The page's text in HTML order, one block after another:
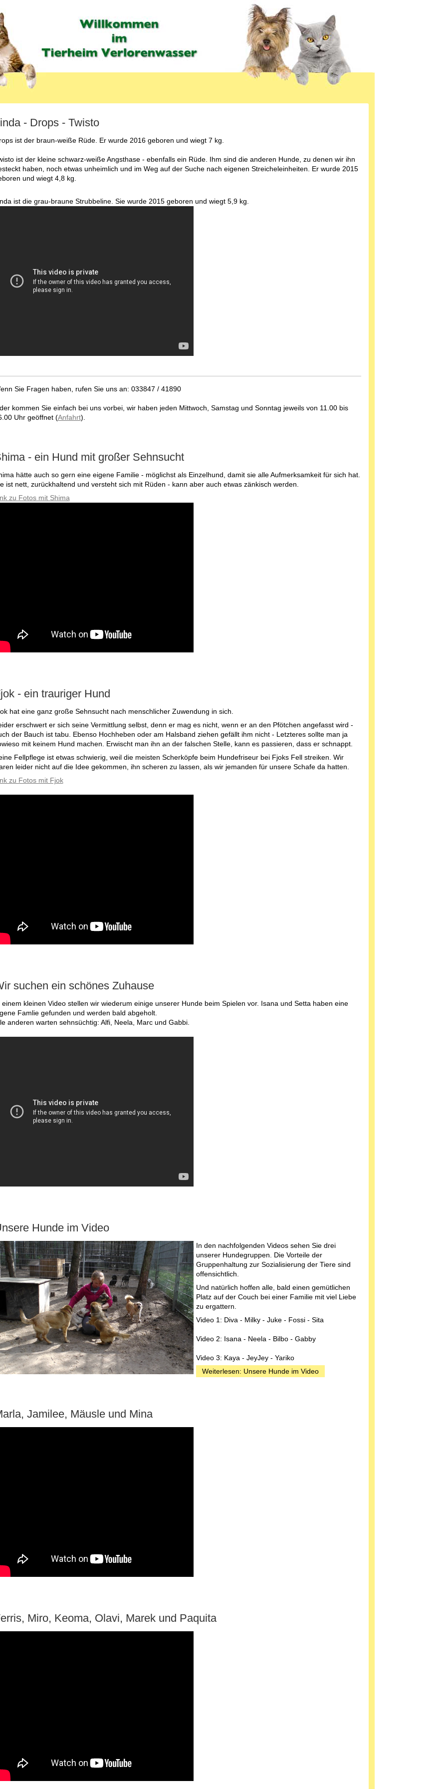
- Drops - Twisto
ist der braun-weiße Rüde. Er wurde 2016 geboren und wiegt 7 kg.
ist der kleine schwarz-weiße Angsthase - ebenfalls ein Rüde. Ihm sind die anderen Hunde, zu denen wir ihn
haben, noch etwas unheimlich und im Weg auf der Suche nach eigenen Streicheleinheiten. Er wurde 2015
und wiegt 4,8 kg.
ist die grau-braune Strubbeline. Sie wurde 2015 geboren und wiegt 5,9 kg.
Sie Fragen haben, rufen Sie uns an: 033847 / 41890
kommen Sie einfach bei uns vorbei, wir haben jeden Mittwoch, Samstag und Sonntag jeweils von 11.00 bis
Uhr geöffnet (Anfahrt).
- ein Hund mit großer Sehnsucht
hätte auch so gern eine eigene Familie - möglichst als Einzelhund, damit sie alle Aufmerksamkeit für sich hat.
ist nett, zurückhaltend und versteht sich mit Rüden - kann aber auch etwas zänkisch werden.
zu Fotos mit Shima
- ein trauriger Hund
hat eine ganz große Sehnsucht nach menschlicher Zuwendung in sich.
erschwert er sich seine Vermittlung selbst, denn er mag es nicht, wenn er an den Pfötchen angefasst wird -
der Bauch ist tabu. Ebenso Hochheben oder am Halsband ziehen gefällt ihm nicht - Letzteres sollte man ja
mit keinem Hund machen. Erwischt man ihn an der falschen Stelle, kann es passieren, dass er schnappt.
Fellpflege ist etwas schwierig, weil die meisten Scherköpfe beim Hundefriseur bei Fjoks Fell streiken. Wir
leider nicht auf die Idee gekommen, ihn scheren zu lassen, als wir jemanden für unsere Schafe da hatten.
zu Fotos mit Fjok
suchen ein schönes Zuhause
einem kleinen Video stellen wir wiederum einige unserer Hunde beim Spielen vor. Isana und Setta haben eine
Famlie gefunden und werden bald abgeholt.
anderen warten sehnsüchtig: Alfi, Neela, Marc und Gabbi.
Hunde im Video
In den nachfolgenden Videos sehen Sie drei
unserer Hundegruppen. Die Vorteile der
Gruppenhaltung zur Sozialisierung der Tiere sind
offensichtlich.
Und natürlich hoffen alle, bald einen gemütlichen
Platz auf der Couch bei einer Familie mit viel Liebe
zu ergattern.
Video 1: Diva - Milky - Juke - Fossi - Sita
Video 2: Isana - Neela - Bilbo - Gabby
Video 3: Kaya - JeyJey - Yariko
Weiterlesen: Unsere Hunde im Video
Jamilee, Mäusle und Mina
Miro, Keoma, Olavi, Marek und Paquita